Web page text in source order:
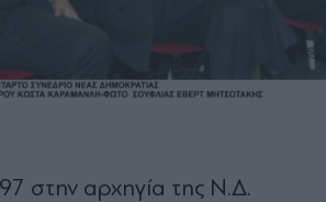
στην αρχηγία της Ν.∆.